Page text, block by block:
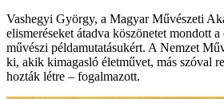
Vashegyi György, a Magyar Művészeti
elismeréseket átadva köszönetet mondott
művészi példamutatásukért. A Nemzet
ki, akik kimagasló életművet, más szóval
hozták létre – fogalmazott.